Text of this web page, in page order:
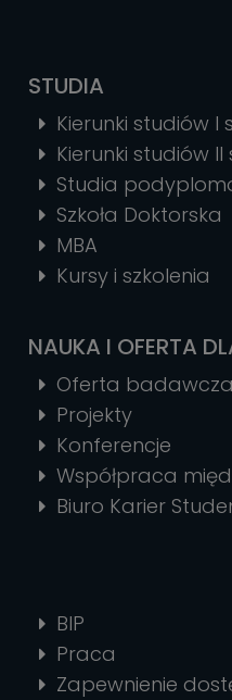
STUDIA
Kierunki studiów I
Kierunki studiów
Studia
Szkoła Doktorska
MBA
Kursy i szkolenia
NAUKA I OFERTA
Oferta badawcza
Projekty
Konferencje
Współpraca
Biuro Karier
BIP
Praca
Zapewnienie